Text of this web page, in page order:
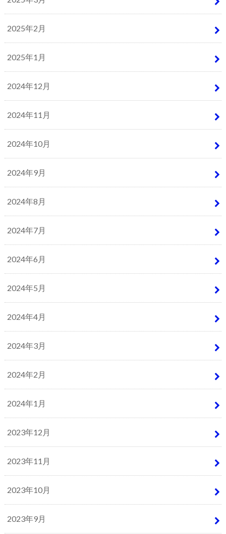
2025年2月
2025年1月
2024年12月
2024年11月
2024年10月
2024年9月
2024年8月
2024年7月
2024年6月
2024年5月
2024年4月
2024年3月
2024年2月
2024年1月
2023年12月
2023年11月
2023年10月
2023年9月